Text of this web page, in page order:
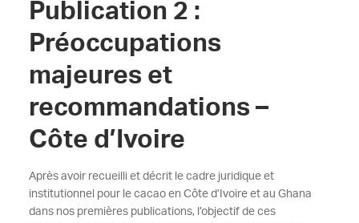
Publication 2 :
Préoccupations
majeures et
recommandations –
Côte d’Ivoire
Après avoir recueilli et décrit le cadre juridique et
institutionnel pour le cacao en Côte d’Ivoire et au Ghana
dans nos premières publications, l’objectif de ces